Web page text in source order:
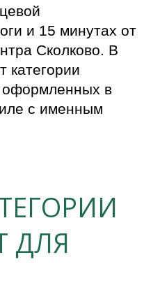
и 15 минутах от
Сколково. В
категории
оформленных в
с именным
ДЛЯ